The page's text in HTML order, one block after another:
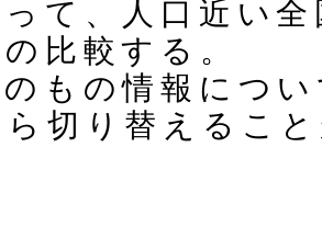
て、人口近い
比較する。
もの情報につ
切り替えるこ